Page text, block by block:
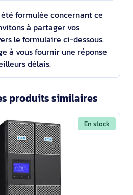
formulée concernant ce
à partager vos
le formulaire ci-dessous.
à vous fournir une réponse
délais.
produits similaires
En stock